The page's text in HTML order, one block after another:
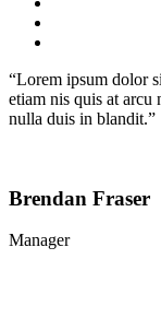
“Lorem ipsum dolor
etiam nis quis at arcu
nulla duis in blandit.”
Brendan Fraser
Manager